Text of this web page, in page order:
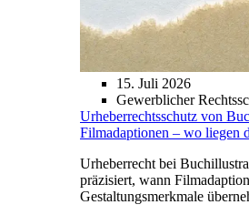
15. Juli 2026
Gewerblicher
Urheberrechtsschutz von
Filmadaptionen – wo liegen
Urheberrecht bei
präzisiert, wann
Gestaltungsmerkmale